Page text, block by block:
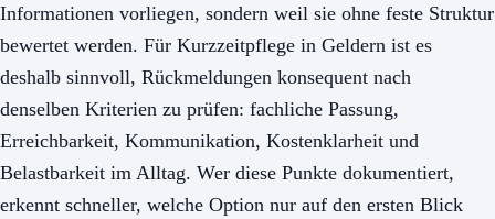
Informationen vorliegen, sondern weil sie ohne feste Struktur
bewertet werden. Für Kurzzeitpflege in Geldern ist es
deshalb sinnvoll, Rückmeldungen konsequent nach
denselben Kriterien zu prüfen: fachliche Passung,
Erreichbarkeit, Kommunikation, Kostenklarheit und
Belastbarkeit im Alltag. Wer diese Punkte dokumentiert,
erkennt schneller, welche Option nur auf den ersten Blick